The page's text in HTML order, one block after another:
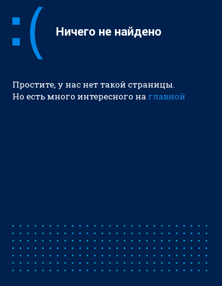
Ничего не найдено
Простите, у нас нет такой страницы.
Но есть много интересного на главной